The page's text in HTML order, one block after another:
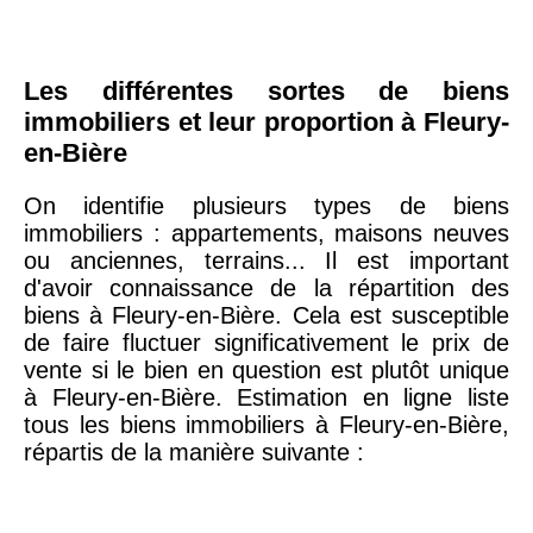
arrondissement
75013 -Paris
13ème
arrondissement
10 073 € 11 085 €
76600 - Le Havre 2 455 € 2 453 €
42000 -Saint-
1 404 € 2 013 €
Les différentes sortes de biens
immobiliers et leur proportion à Fleury-
en-Bière
On identifie plusieurs types de biens
immobiliers : appartements, maisons neuves
ou anciennes, terrains... Il est important
d'avoir connaissance de la répartition des
biens à Fleury-en-Bière. Cela est susceptible
de faire fluctuer significativement le prix de
vente si le bien en question est plutôt unique
à Fleury-en-Bière. Estimation en ligne liste
tous les biens immobiliers à Fleury-en-Bière,
répartis de la manière suivante :